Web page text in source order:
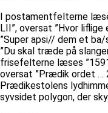
I postamentfelterne
LII”, oversat ”Hvor liflige
”Super apsi// dem et
”Du skal træde på
frisefelterne læses
oversat ”Prædik ordet …
Prædikestolens
syvsidet polygon, der